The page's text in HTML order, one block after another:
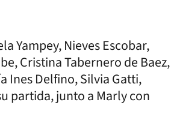
Yampey, Nieves Escobar,
Cristina Tabernero de Baez,
Ines Delfino, Silvia Gatti,
partida, junto a Marly con